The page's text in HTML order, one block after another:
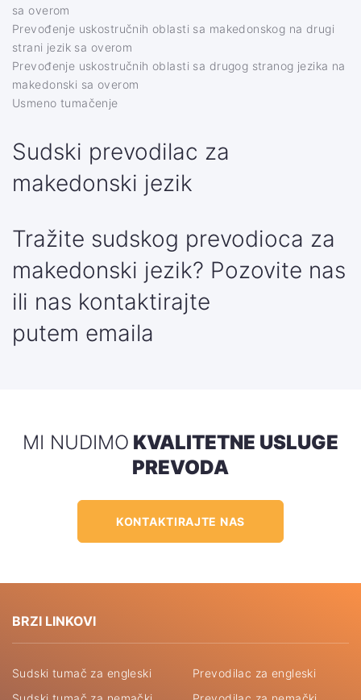
sa overom
Prevođenje uskostručnih oblasti sa makedonskog na drugi
strani jezik sa overom
Prevođenje uskostručnih oblasti sa drugog stranog jezika na
makedonski sa overom
Usmeno tumačenje
Sudski prevodilac za
makedonski jezik
Tražite sudskog prevodioca za
makedonski jezik? Pozovite nas
ili nas kontaktirajte
putem emaila
MI NUDIMO KVALITETNE USLUGE
PREVODA
KONTAKTIRAJTE NAS
BRZI LINKOVI
Sudski tumač za engleski
Prevodilac za engleski